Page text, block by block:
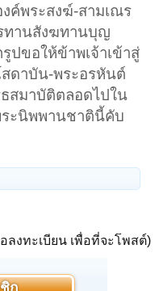
ค์พระสงฆ์-สามเณร
ทานสังฆทานบุญ
ปขอให้ข้าพเจ้าเข้าสู่
ดาบัน-พระอรหันต์
สมาบัติตลอดไปใน
ระนิพพานชาตินี้คับ
งทะเบียน เพื่อที่จะโพสต์)